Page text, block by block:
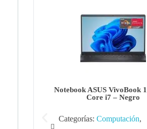
Notebook ASUS VivoBook
Core i7 – Negro
Categorías: Computación,